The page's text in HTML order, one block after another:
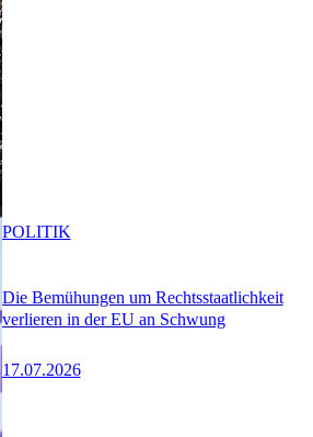
Die Bemühungen um Rechtsstaatlichkeit
verlieren in der EU an Schwung
17.07.2026
POLITIK